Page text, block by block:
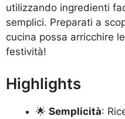
utilizzando ingredienti
semplici. Preparati a
cucina possa arricchire
festività!
Highlights
🌟 Semplicità: